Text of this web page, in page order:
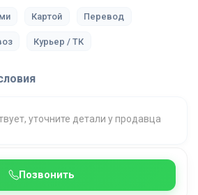
Позвонить
Картой Перевод
Курьер / ТК
уточните детали у продавца